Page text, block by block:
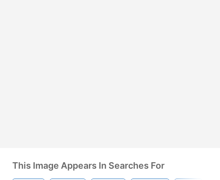
This Image Appears In Searches For